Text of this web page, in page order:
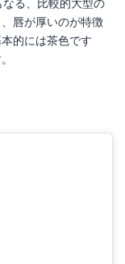
る、比較的大型の
唇が厚いのが特徴
的には茶色です